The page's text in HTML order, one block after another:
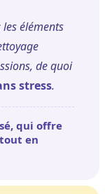
éléments
de quoi
stress.
qui offre
en